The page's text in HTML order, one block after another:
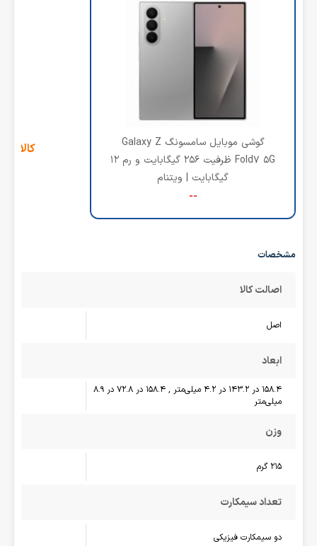
گوشی موبایل سامسونگ Galaxy Z
Fold7 5G ظرفیت 256 گیگابایت و رم 12
گیگابایت | ویتنام
--
کالای
مشخصات
اصالت کالا
اصل
ابعاد
158.4 در 143.2 در 4.2 میلی‌متر , 158.4 در 72.8 در 8.9
میلی‌متر
وزن
215 گرم
تعداد سیمکارت
دو سیمکارت فیزیکی